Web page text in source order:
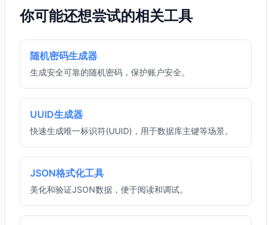
你可能还想尝试的相关工具
随机密码生成器
生成安全可靠的随机密码，保护账户安全。
UUID生成器
快速生成唯一标识符(UUID)，用于数据库主键等场景。
JSON格式化工具
美化和验证JSON数据，便于阅读和调试。